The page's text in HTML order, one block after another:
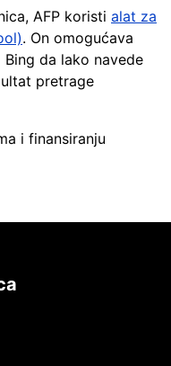
AFP koristi alat za
. On omogućava
da lako navede
pretrage
i finansiranju